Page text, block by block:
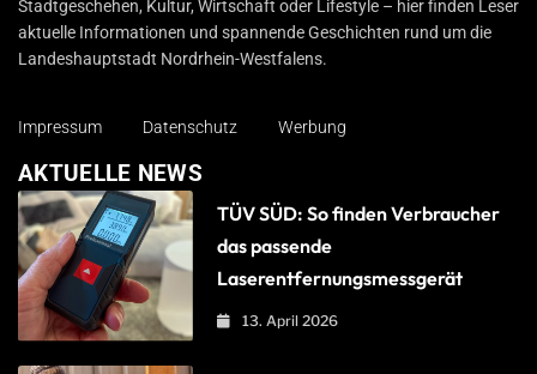
Stadtgeschehen, Kultur, Wirtschaft oder Lifestyle – hier finden Leser
aktuelle Informationen und spannende Geschichten rund um die
Landeshauptstadt Nordrhein-Westfalens.
Impressum Datenschutz Werbung
AKTUELLE NEWS
TÜV SÜD: So finden Verbraucher
das passende
Laserentfernungsmessgerät
13. April 2026